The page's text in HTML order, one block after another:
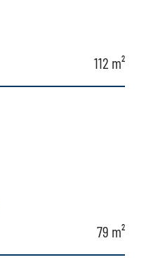
112 m²
79 m²